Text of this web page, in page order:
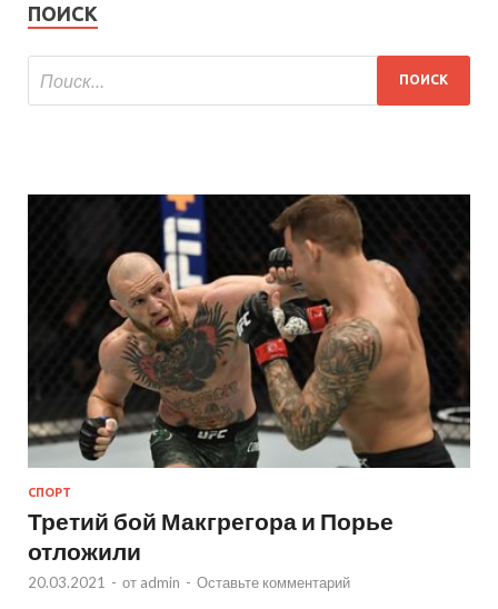
ПОИСК
СПОРТ
Третий бой Макгрегора и Порье
отложили
20.03.2021 - от admin - Оставьте комментарий